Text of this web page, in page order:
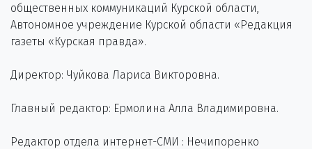
общественных коммуникаций Курской области,
Автономное учреждение Курской области «Редакция
газеты «Курская правда».
Директор: Чуйкова Лариса Викторовна.
Главный редактор: Ермолина Алла Владимировна.
Редактор отдела интернет-СМИ : Нечипоренко